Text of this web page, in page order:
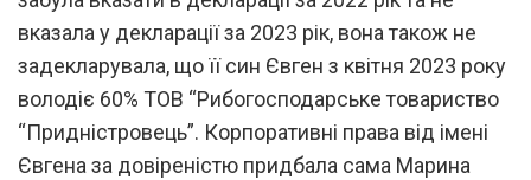
вказала у декларації за 2023 рік, вона також не
задекларувала, що її син Євген з квітня 2023 року
володіє 60% ТОВ “Рибогосподарське товариство
“Придністровець”. Корпоративні права від імені
Євгена за довіреністю придбала сама Марина